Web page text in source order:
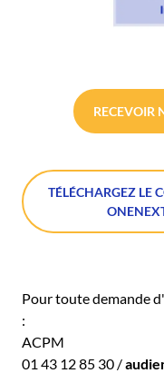
RECEVOIR
TÉLÉCHARGEZ LE
Pour toute demande
:
ACPM
01 43 12 85 30 /